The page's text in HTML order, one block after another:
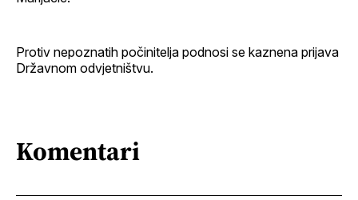
Protiv nepoznatih počinitelja podnosi se kaznena prijava
Državnom odvjetništvu.
Komentari